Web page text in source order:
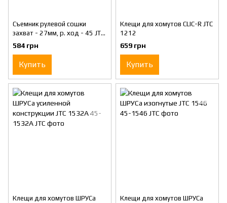
Съемник рулевой сошки
захват - 27мм, р. ход - 45 JTC
1129
584 грн
Купить
Клещи для хомутов CLIC-R JTC
1212
659 грн
Купить
Клещи для хомутов ШРУСа
Клещи для хомутов ШРУСа